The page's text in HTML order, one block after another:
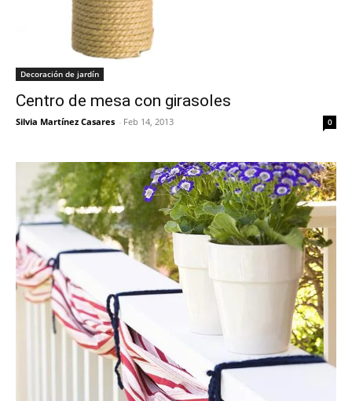
Decoración de jardín
Centro de mesa con girasoles
Silvia Martínez Casares - Feb 14, 2013 0